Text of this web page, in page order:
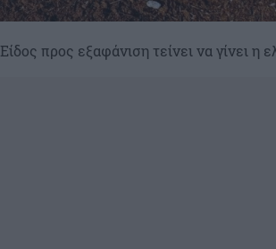
Είδος προς εξαφάνιση τείνει να γίνει η